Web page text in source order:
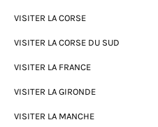
VISITER LA CORSE
VISITER LA CORSE DU SUD
VISITER LA FRANCE
VISITER LA GIRONDE
VISITER LA MANCHE